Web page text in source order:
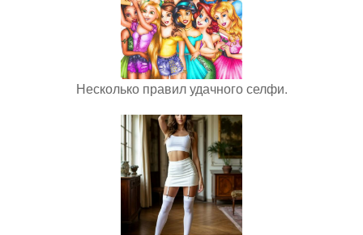
Несколько правил удачного селфи.